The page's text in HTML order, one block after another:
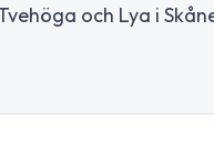
och Lya i